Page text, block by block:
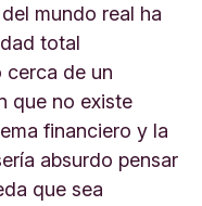
mundo real ha
total
cerca de un
que no existe
financiero y la
absurdo pensar
que sea